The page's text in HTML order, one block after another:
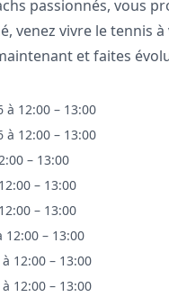
passionnés, vous
venez vivre le tennis à
et faites
12:00 – 13:00
12:00 – 13:00
– 13:00
– 13:00
– 13:00
– 13:00
12:00 – 13:00
12:00 – 13:00